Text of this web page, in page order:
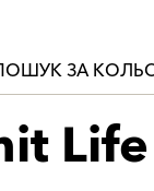
ЗА
Life